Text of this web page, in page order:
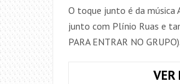
O toque junto é da música
junto com Plínio Ruas e
PARA ENTRAR NO GRUPO).
VER